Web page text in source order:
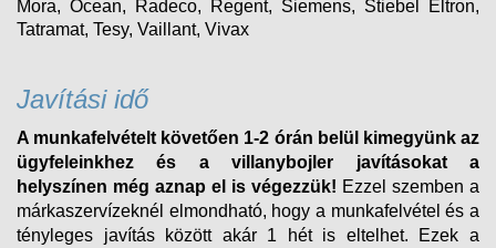
Mora, Ocean, Radeco, Regent, Siemens, Stiebel Eltron,
Tatramat, Tesy, Vaillant, Vivax
Javítási idő
A munkafelvételt követően 1-2 órán belül kimegyünk az
ügyfeleinkhez és a villanybojler javításokat a
helyszínen még aznap el is végezzük! Ezzel szemben a
márkaszervízeknél elmondható, hogy a munkafelvétel és a
tényleges javítás között akár 1 hét is eltelhet. Ezek a